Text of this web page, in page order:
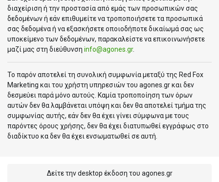
διαχείριση ή την προστασία από εμάς των προσωπικών σας
δεδομένων ή εάν επιθυμείτε να τροποποιήσετε τα προσωπικά
σας δεδομένα ή να εξασκήσετε οποιοδήποτε δικαίωμά σας ως
υποκείμενο των δεδομένων, παρακαλείστε να επικοινωνήσετε
μαζί μας στη διεύθυνση info@agones.gr.
Το παρόν αποτελεί τη συνολική συμφωνία μεταξύ της Red Fox
Marketing και του χρήστη υπηρεσιών του agones.gr και δεν
δεσμεύει παρά μόνο αυτούς. Καμία τροποποίηση των όρων
αυτών δεν θα λαμβάνεται υπόψη και δεν θα αποτελεί τμήμα της
συμφωνίας αυτής, εάν δεν θα έχει γίνει σύμφωνα με τους
παρόντες όρους χρήσης, δεν θα έχει διατυπωθεί εγγράφως στο
διαδίκτυο κα δεν θα έχει ενσωματωθεί σε αυτή.
Δείτε την desktop έκδοση του agones.gr